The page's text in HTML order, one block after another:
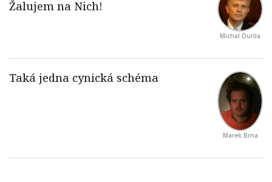
Michal Durila
Marek Brna